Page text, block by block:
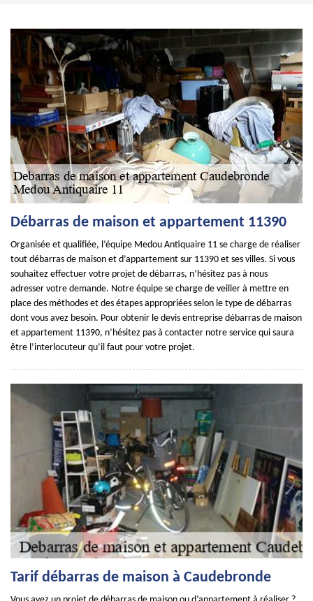
Débarras de maison et appartement 11390
Organisée et qualifiée, l’équipe Medou Antiquaire 11 se charge de réaliser
tout débarras de maison et d’appartement sur 11390 et ses villes. Si vous
souhaitez effectuer votre projet de débarras, n’hésitez pas à nous
adresser votre demande. Notre équipe se charge de veiller à mettre en
place des méthodes et des étapes appropriées selon le type de débarras
dont vous avez besoin. Pour obtenir le devis entreprise débarras de maison
et appartement 11390, n’hésitez pas à contacter notre service qui saura
être l’interlocuteur qu’il faut pour votre projet.
Tarif débarras de maison à Caudebronde